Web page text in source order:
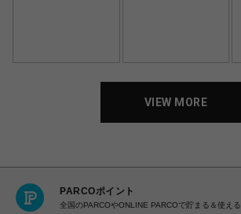
VIEW MORE
PARCOポイント
全国のPARCOやONLINE PARCOで貯まる＆使える